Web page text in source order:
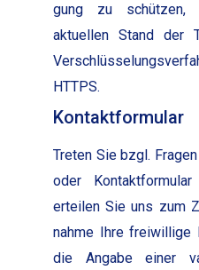
gung zu schützen,
aktuellen Stand der
HTTPS.
Kontaktformular
Treten Sie bzgl.
oder
erteilen Sie uns zum
nahme Ihre frei­willige
die Angabe ein­er